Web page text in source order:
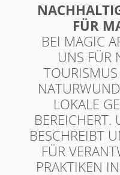
FÜR
BEI MAGIC
UNS FÜR
LOKALE
BEREICHERT.
BESCHREIBT
FÜR
PRAKTIKEN